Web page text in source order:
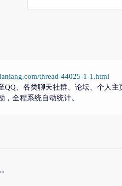
thread-44025-1-1.html
QQ、各类聊天社群、论坛、个人
全程系统自动统计。